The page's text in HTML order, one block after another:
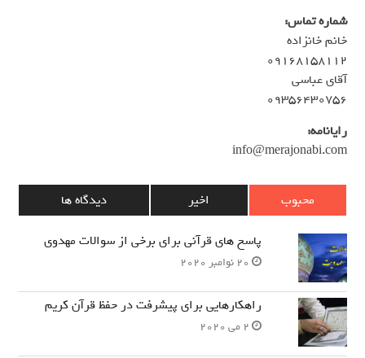
شماره تماس:
خانم خانزاده
۰۹۱۶۸۱۵۸۱۱۲
آقای عباسی
۰۹۳۵۶۴۳۰۷۵۶
رایانامه:
info@merajonabi.com
محبوب اخیر دیدگاه ها
پاسخ های قرآنی برای برخی از سوالات مهدوی
20 نوامبر 2020
راهکارهایی برای پیشرفت در حفظ قرآن کریم
2 می 2020